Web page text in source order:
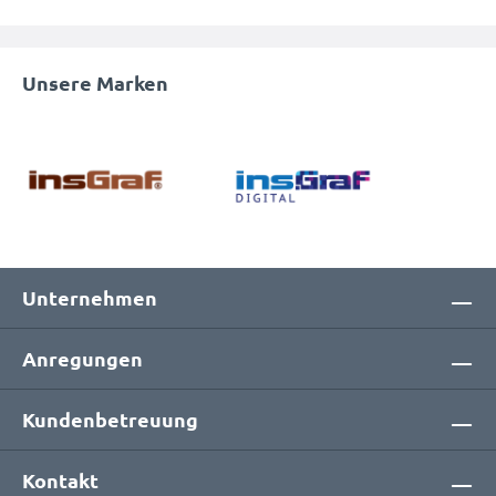
Unsere Marken
Unternehmen
Anregungen
Kundenbetreuung
Kontakt